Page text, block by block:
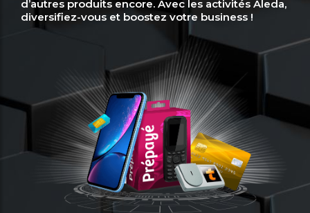
d’autres produits encore. Avec les activités Aleda,
diversifiez-vous et boostez votre business !